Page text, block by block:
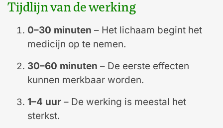
Tijdlijn van de werking
0–30 minuten – Het lichaam begint het
medicijn op te nemen.
30–60 minuten – De eerste effecten
kunnen merkbaar worden.
1–4 uur – De werking is meestal het
sterkst.